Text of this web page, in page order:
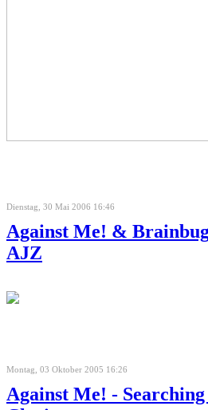
Dienstag, 30 Mai 2006 16:46
Against Me! &
AJZ
Montag, 03 Oktober 2005 16:26
Against Me! -